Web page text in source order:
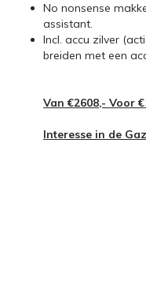
No nonsense
assistant.
Incl. accu zilver
breiden met een
Van €2608,- Voor
Interesse in de